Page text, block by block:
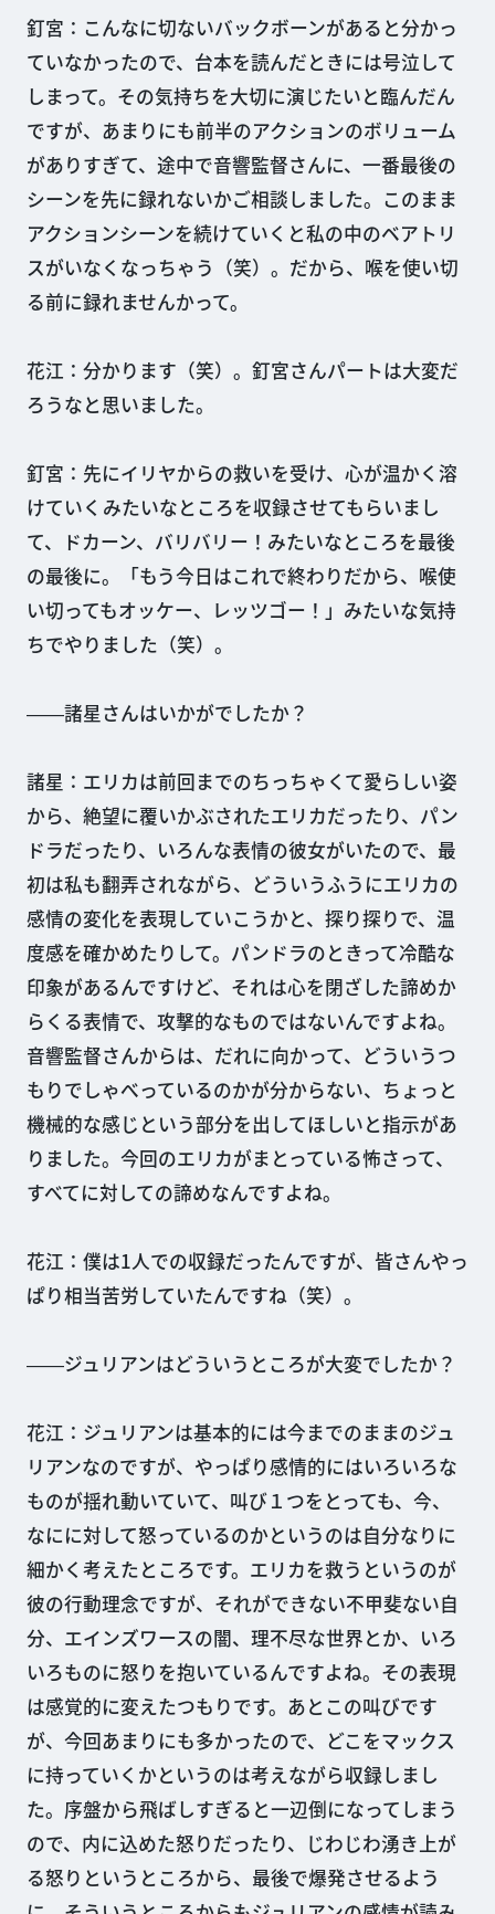
釘宮：こんなに切ないバックボーンがあると分かっ
ていなかったので、台本を読んだときには号泣して
しまって。その気持ちを大切に演じたいと臨んだん
ですが、あまりにも前半のアクションのボリューム
がありすぎて、途中で音響監督さんに、一番最後の
シーンを先に録れないかご相談しました。このまま
アクションシーンを続けていくと私の中のベアトリ
スがいなくなっちゃう（笑）。だから、喉を使い切
る前に録れませんかって。
花江：分かります（笑）。釘宮さんパートは大変だ
ろうなと思いました。
釘宮：先にイリヤからの救いを受け、心が温かく溶
けていくみたいなところを収録させてもらいまし
て、ドカーン、バリバリー！みたいなところを最後
の最後に。「もう今日はこれで終わりだから、喉使
い切ってもオッケー、レッツゴー！」みたいな気持
ちでやりました（笑）。
――諸星さんはいかがでしたか？
諸星：エリカは前回までのちっちゃくて愛らしい姿
から、絶望に覆いかぶされたエリカだったり、パン
ドラだったり、いろんな表情の彼女がいたので、最
初は私も翻弄されながら、どういうふうにエリカの
感情の変化を表現していこうかと、探り探りで、温
度感を確かめたりして。パンドラのときって冷酷な
印象があるんですけど、それは心を閉ざした諦めか
らくる表情で、攻撃的なものではないんですよね。
音響監督さんからは、だれに向かって、どういうつ
もりでしゃべっているのかが分からない、ちょっと
機械的な感じという部分を出してほしいと指示があ
りました。今回のエリカがまとっている怖さって、
すべてに対しての諦めなんですよね。
花江：僕は1人での収録だったんですが、皆さんやっ
ぱり相当苦労していたんですね（笑）。
――ジュリアンはどういうところが大変でしたか？
花江：ジュリアンは基本的には今までのままのジュ
リアンなのですが、やっぱり感情的にはいろいろな
ものが揺れ動いていて、叫び１つをとっても、今、
なにに対して怒っているのかというのは自分なりに
細かく考えたところです。エリカを救うというのが
彼の行動理念ですが、それができない不甲斐ない自
分、エインズワースの闇、理不尽な世界とか、いろ
いろものに怒りを抱いているんですよね。その表現
は感覚的に変えたつもりです。あとこの叫びです
が、今回あまりにも多かったので、どこをマックス
に持っていくかというのは考えながら収録しまし
た。序盤から飛ばしすぎると一辺倒になってしまう
ので、内に込めた怒りだったり、じわじわ湧き上が
る怒りというところから、最後で爆発させるよう